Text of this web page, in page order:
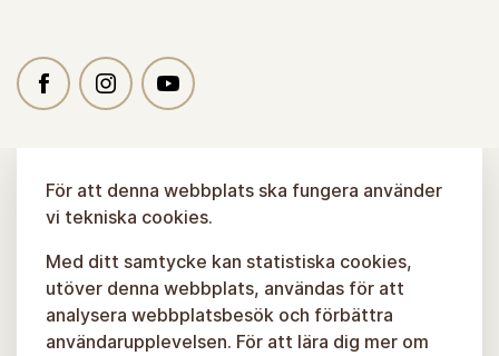
För att denna webbplats ska fungera använder
vi tekniska cookies.
Med ditt samtycke kan statistiska cookies,
utöver denna webbplats, användas för att
analysera webbplatsbesök och förbättra
användarupplevelsen. För att lära dig mer om